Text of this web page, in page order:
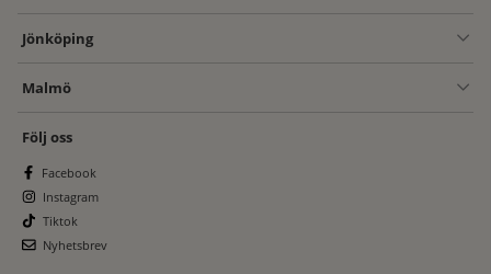
Jönköping
Malmö
Följ oss
Facebook
Instagram
Tiktok
Nyhetsbrev